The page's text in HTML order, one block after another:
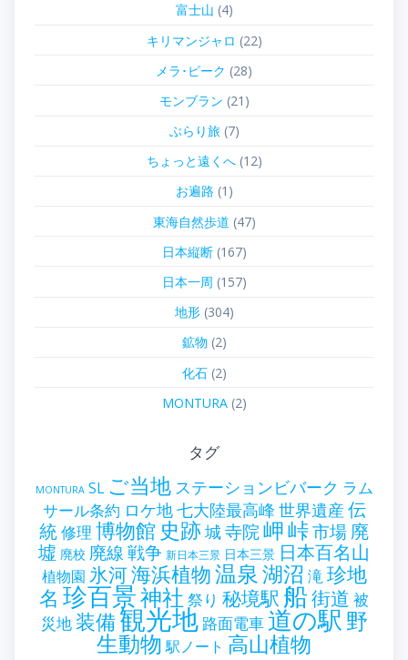
富士山 (4)
キリマンジャロ (22)
メラ･ピーク (28)
モンブラン (21)
ぶらり旅(7)
ちょっと遠くへ(12)
お遍路 (1)
東海自然歩道 (47)
日本縦断(167)
日本一周 (157)
地形(304)
鉱物 (2)
化石(2)
MONTURA(2)
タグ
MONTURA SL ご当地 ステーションビバーク ラム
サール条約 ロケ地七大陸最高峰 世界遺産 伝
統修理 博物館 史跡城寺院岬峠市場 廃
墟 廃校 廃線戦争 新日本三景 日本三景 日本百名山
植物園 氷河海浜植物温泉湖沼 滝珍地
名 珍百景神社 祭り 秘境駅 船街道 被
災地装備観光地 路面電車道の駅 野
生動物 駅ノート 高山植物